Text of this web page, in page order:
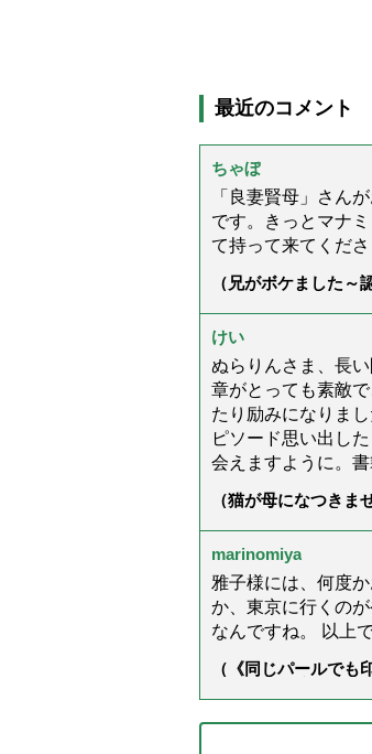
最近のコメント
ちゃぼ
「良妻賢母」さん
です。きっとマナ
て持って来てくだ
（兄がボケました
けい
ぬらりんさま、長
章がとっても素敵
たり励みになりま
ピソード思い出し
会えますように。
（猫が母になつき
marinomiya
雅子様には、何度
か、東京に行くの
なんですね。 以上で
（《同じパールで